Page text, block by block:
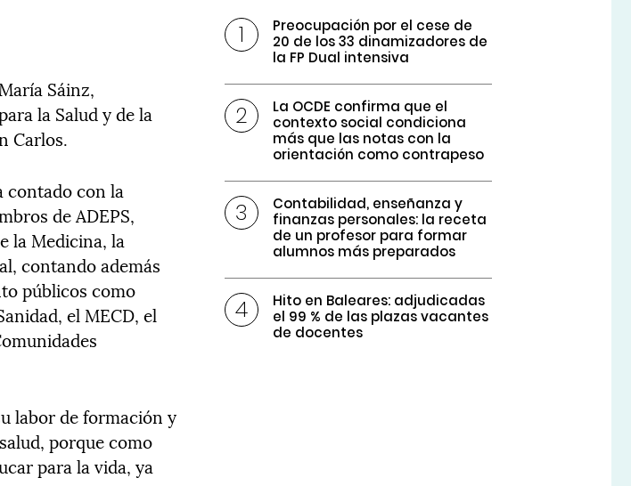
Sáinz,
la Salud y de la
Carlos.
contado con la
de ADEPS,
la Medicina, la
contando además
públicos como
el MECD, el
labor de formación y
porque como
para la vida, ya
Preocupación por el cese de
20 de los 33 dinamizadores de
la FP Dual intensiva
La OCDE confirma que el
contexto social condiciona
más que las notas con la
orientación como contrapeso
Contabilidad, enseñanza y
finanzas personales: la receta
de un profesor para formar
alumnos más preparados
Hito en Baleares: adjudicadas
el 99 % de las plazas vacantes
de docentes